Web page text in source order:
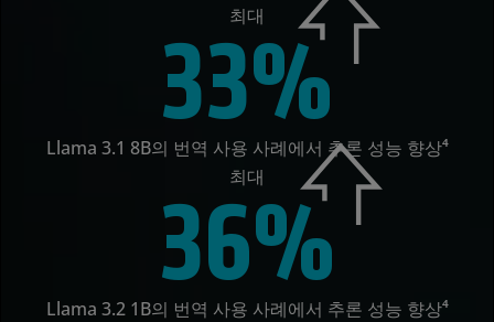
최대
33%
Llama 3.1 8B의 번역 사용 사례에서 추론 성능 향상⁴
최대
36%
Llama 3.2 1B의 번역 사용 사례에서 추론 성능 향상⁴